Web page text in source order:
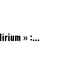
» :...